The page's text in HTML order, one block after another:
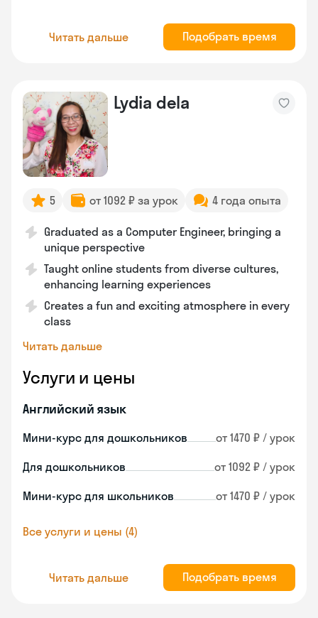
Читать дальше Подобрать время
Lydia dela
5 от 1092 ₽ за урок 4 года опыта
Graduated as a Computer Engineer, bringing a
unique perspective
Taught online students from diverse cultures,
enhancing learning experiences
Creates a fun and exciting atmosphere in every
class
Читать дальше
Услуги и цены
Английский язык
Мини-курс для дошкольников от 1470 ₽ / урок
Для дошкольников от 1092 ₽ / урок
Мини-курс для школьников от 1470 ₽ / урок
Все услуги и цены (4)
Читать дальше Подобрать время